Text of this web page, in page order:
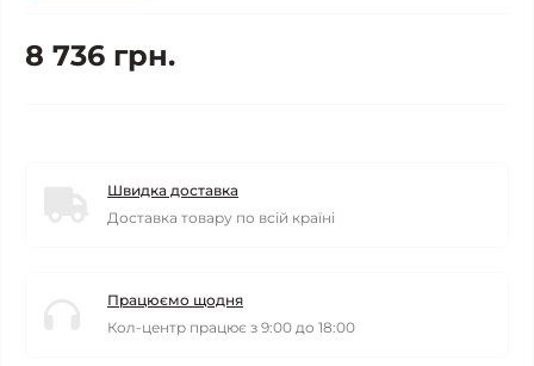
8 736 грн.
Швидка доставка
Доставка товару по всій країні
Працюємо щодня
Кол-центр працює з 9:00 до 18:00